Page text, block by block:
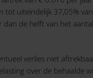
tot uiteindelijk 37,05%
de helft van het
verlies niet
over de behaalde